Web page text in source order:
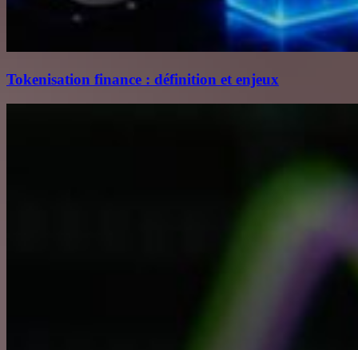
Tokenisation finance : définition et enjeux